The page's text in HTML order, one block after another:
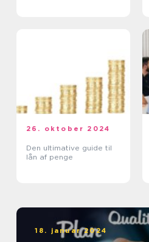
26. oktober 2024
Den ultimative guide til
lån af penge
18. januar 2024